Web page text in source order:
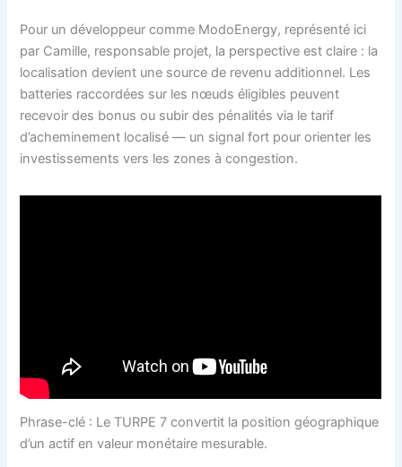
Pour un développeur comme ModoEnergy, représenté ici
par Camille, responsable projet, la perspective est claire : la
localisation devient une source de revenu additionnel. Les
batteries raccordées sur les nœuds éligibles peuvent
recevoir des bonus ou subir des pénalités via le tarif
d’acheminement localisé — un signal fort pour orienter les
investissements vers les zones à congestion.
Phrase-clé : Le TURPE 7 convertit la position géographique
d’un actif en valeur monétaire mesurable.